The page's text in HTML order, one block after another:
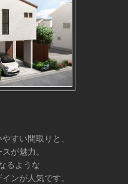
すい間取りと、
が魅力。
るような
ンが人気です。